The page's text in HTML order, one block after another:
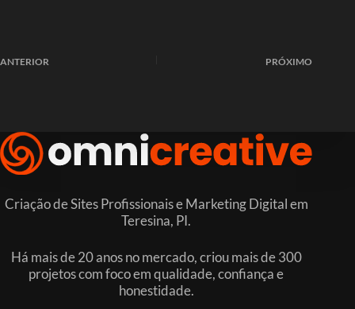
ANTERIOR PRÓXIMO
Criação de Sites Profissionais e Marketing Digital em
Teresina, PI.
Há mais de 20 anos no mercado, criou mais de 300
projetos com foco em qualidade, confiança e
honestidade.